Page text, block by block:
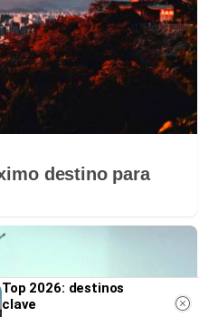
destino para
Top 2026: destinos
clave